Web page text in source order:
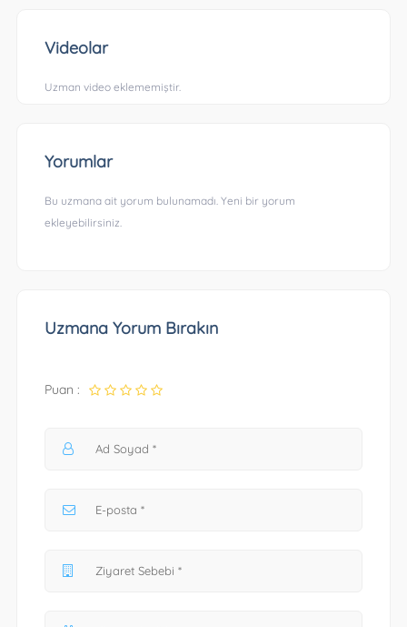
Videolar
Uzman video eklememiştir.
Yorumlar
Bu uzmana ait yorum bulunamadı. Yeni bir yorum
ekleyebilirsiniz.
Uzmana Yorum Bırakın
Puan :